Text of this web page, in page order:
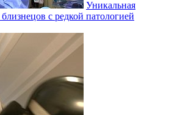
Уникальная
с редкой патологией